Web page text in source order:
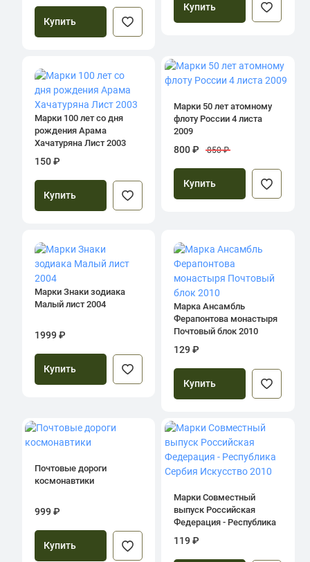
Купить
Купить
Марки 100 лет со дня
рождения Арама
Хачатуряна Лист 2003
150 ₽
Купить
Марки 50 лет атомному
флоту России 4 листа
2009
800 ₽ 850 ₽
Купить
Марки Знаки зодиака
Малый лист 2004
1999 ₽
Купить
Марка Ансамбль
Ферапонтова монастыря
Почтовый блок 2010
129 ₽
Купить
Почтовые дороги
космонавтики
999 ₽
Купить
Марки Совместный
выпуск Российская
Федерация - Республика
Сербия Искусство 2010
119 ₽